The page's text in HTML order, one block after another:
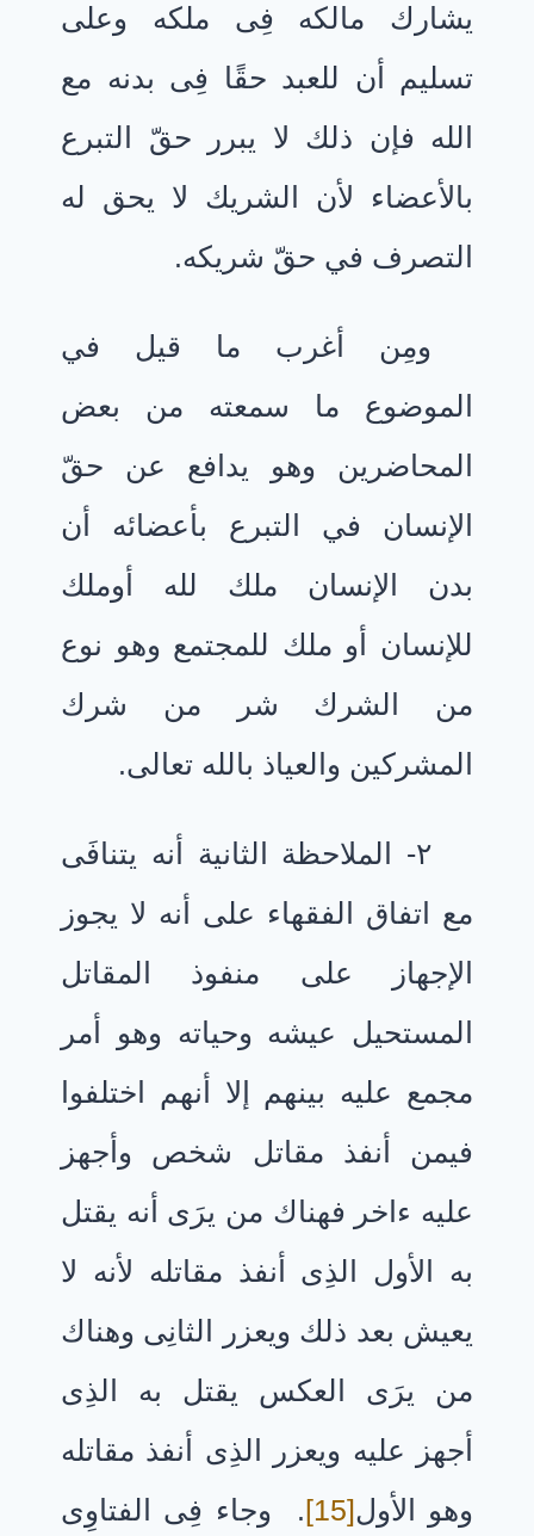
يشارك مالكه فِى ملكه وعلى
تسليم أن للعبد حقًا فِى بدنه مع
الله فإن ذلك لا يبرر حقّ التبرع
بالأعضاء لأن الشريك لا يحق له
التصرف في حقّ شريكه.
ومِن أغرب ما قيل في
الموضوع ما سمعته من بعض
المحاضرين وهو يدافع عن حقّ
الإنسان في التبرع بأعضائه أن
بدن الإنسان ملك لله أوملك
للإنسان أو ملك للمجتمع وهو نوع
من الشرك شر من شرك
المشركين والعياذ بالله تعالى.
٢- الملاحظة الثانية أنه يتنافَى
مع اتفاق الفقهاء على أنه لا يجوز
الإجهاز على منفوذ المقاتل
المستحيل عيشه وحياته وهو أمر
مجمع عليه بينهم إلا أنهم اختلفوا
فيمن أنفذ مقاتل شخص وأجهز
عليه ءاخر فهناك من يرَى أنه يقتل
به الأول الذِى أنفذ مقاتله لأنه لا
يعيش بعد ذلك ويعزر الثانِى وهناك
من يرَى العكس يقتل به الذِى
أجهز عليه ويعزر الذِى أنفذ مقاتله
وهو الأول[15] . وجاء فِى الفتاوِى